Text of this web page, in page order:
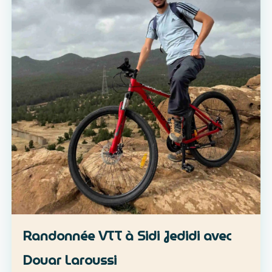
Randonnée VTT à Sidi Jedidi avec
Douar Laroussi